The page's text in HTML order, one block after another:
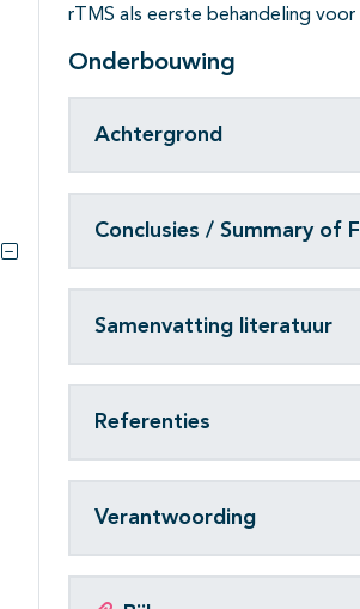
rTMS als eerste behandeling
Onderbouwing
Achtergrond
Conclusies / Summary of
Samenvatting literatuur
Referenties
Verantwoording